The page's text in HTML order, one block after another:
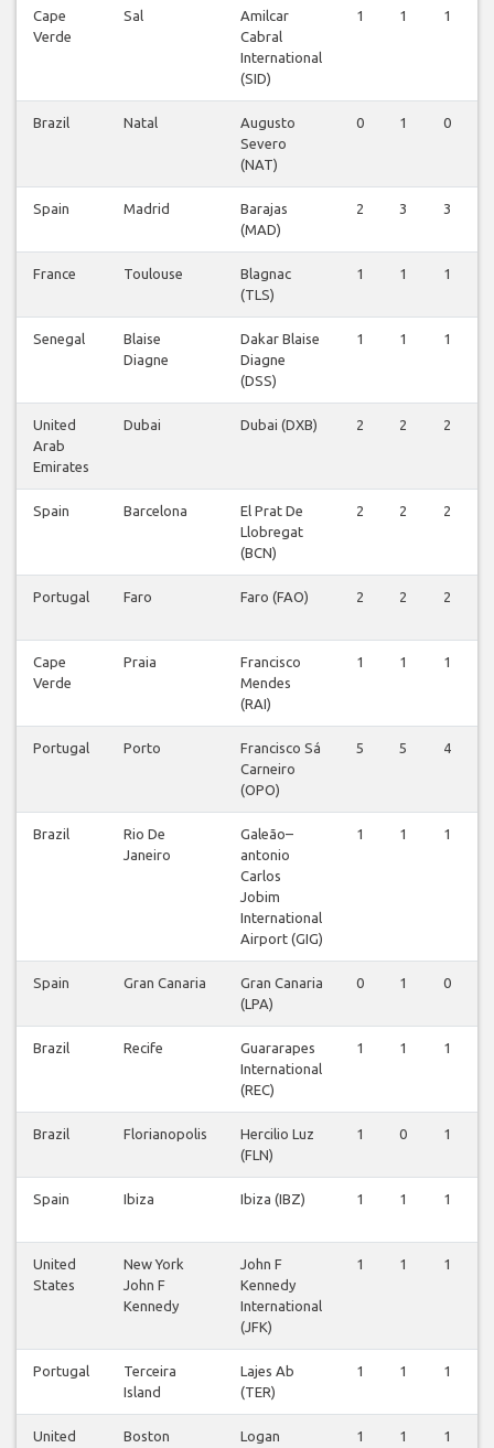
Cape
Verde
Sal
Amilcar
Cabral
International
(SID)
1 1 1
Brazil Natal
Augusto
Severo
(NAT)
0 1 0
Spain Madrid
Barajas
(MAD)
2 3 3
France Toulouse
Blagnac
(TLS)
1 1 1
Senegal
Blaise
Diagne
Dakar Blaise
Diagne
(DSS)
1 1 1
United
Arab
Emirates
Dubai Dubai (DXB) 2 2 2
Spain Barcelona
El Prat De
Llobregat
(BCN)
2 2 2
Portugal Faro Faro (FAO) 2 2 2
Cape
Verde
Praia
Francisco
Mendes
(RAI)
1 1 1
Portugal Porto
Francisco Sá
Carneiro
(OPO)
5 5 4
Brazil
Rio De
Janeiro
Galeão–
antonio
Carlos
Jobim
International
Airport (GIG)
1 1 1
Spain Gran Canaria
Gran Canaria
(LPA)
0 1 0
Brazil Recife
Guararapes
International
(REC)
1 1 1
Brazil Florianopolis
Hercilio Luz
(FLN)
1 0 1
Spain Ibiza Ibiza (IBZ) 1 1 1
United
States
New York
John F
Kennedy
John F
Kennedy
International
(JFK)
1 1 1
Portugal
Terceira
Island
Lajes Ab
(TER)
1 1 1
United
Boston
Logan
1 1 1